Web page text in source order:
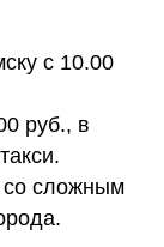
с 10.00
руб., в
со сложным